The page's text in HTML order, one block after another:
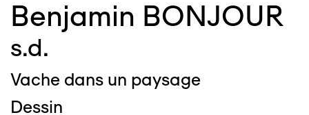
Benjamin BONJOUR
s.d.
Vache dans un paysage
Dessin